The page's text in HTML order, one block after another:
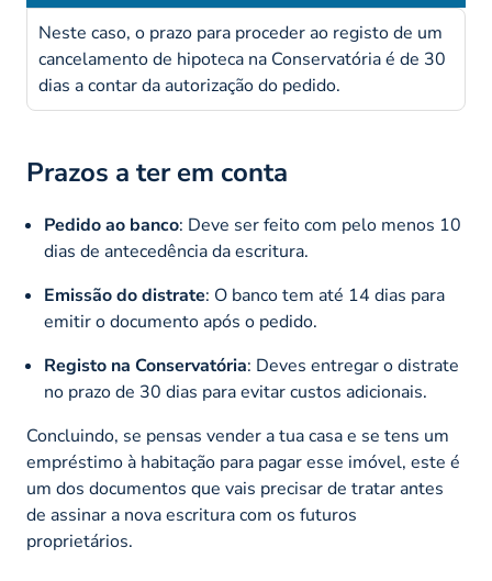
Neste caso, o prazo para proceder ao registo de um
cancelamento de hipoteca na Conservatória é de 30
dias a contar da autorização do pedido.
Prazos a ter em conta
Pedido ao banco: Deve ser feito com pelo menos 10
dias de antecedência da escritura.​
Emissão do distrate: O banco tem até 14 dias para
emitir o documento após o pedido.​
Registo na Conservatória: Deves entregar o distrate
no prazo de 30 dias para evitar custos adicionais.
Concluindo, se pensas vender a tua casa e se tens um
empréstimo à habitação para pagar esse imóvel, este é
um dos documentos que vais precisar de tratar antes
de assinar a nova escritura com os futuros
proprietários.